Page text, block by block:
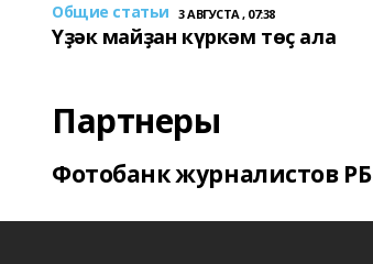
Общие статьи 3 АВГУСТА , 07:38
Үҙәк майҙан күркәм төҫ ала
Партнеры
Фотобанк журналистов РБ